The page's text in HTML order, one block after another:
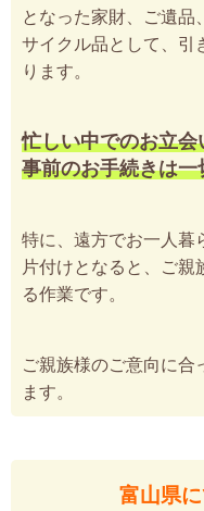
となった家財、ご遺品
サイクル品として、引
ります。
忙しい中でのお立
事前のお手続きは一
特に、遠方でお一人暮
片付けとなると、ご
る作業です。
ご親族様のご意向に合
ます。
富山県に